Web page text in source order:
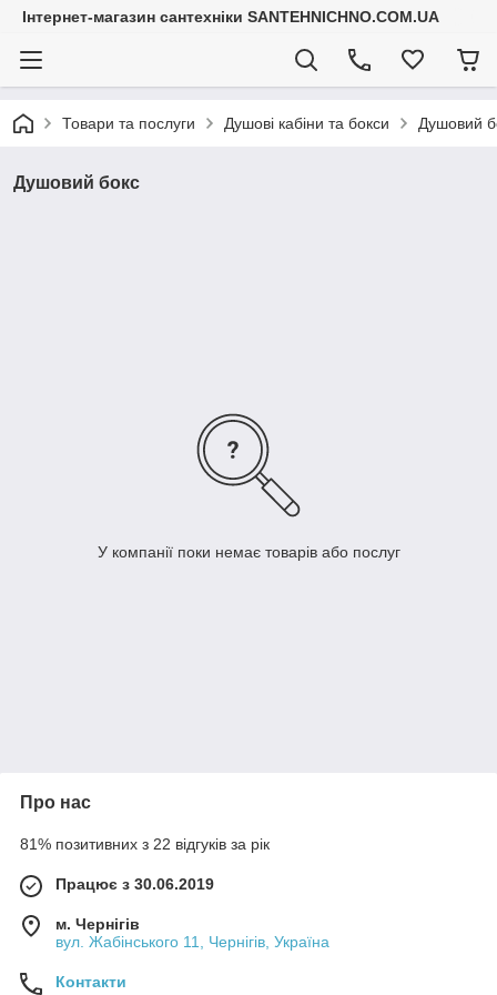
Інтернет-магазин сантехніки SANTEHNICHNO.COM.UA
Товари та послуги Душові кабіни та бокси Душовий
Душовий бокс
У компанії поки немає товарів або послуг
Про нас
81% позитивних з 22 відгуків за рік
Працює з 30.06.2019
м. Чернігів
вул. Жабінського 11, Чернігів, Україна
Контакти